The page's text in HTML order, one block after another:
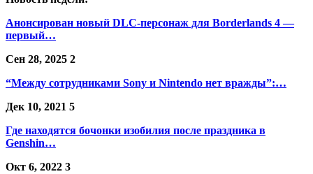
Анонсирован новый DLC-персонаж для Borderlands 4 —
первый…
Сен 28, 2025 2
“Между сотрудниками Sony и Nintendo нет вражды”:…
Дек 10, 2021 5
Где находятся бочонки изобилия после праздника в
Genshin…
Окт 6, 2022 3